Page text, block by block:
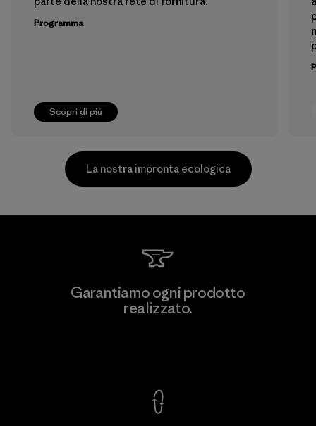
Scopri di più
Programma
Vertical Knits S.A. de C.V.
La nostra impronta ecologica
Garantiamo ogni prodotto
realizzato.